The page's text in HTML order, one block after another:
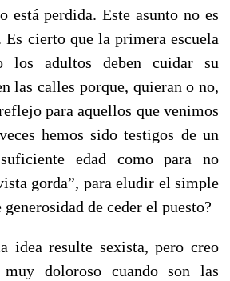
está perdida. Este asunto no es
Es cierto que la primera escuela
los adultos deben cuidar su
las calles porque, quieran o no,
para aquellos que venimos
hemos sido testigos de un
edad como para no
gorda”, para eludir el simple
de ceder el puesto?
idea resulte sexista, pero creo
doloroso cuando son las